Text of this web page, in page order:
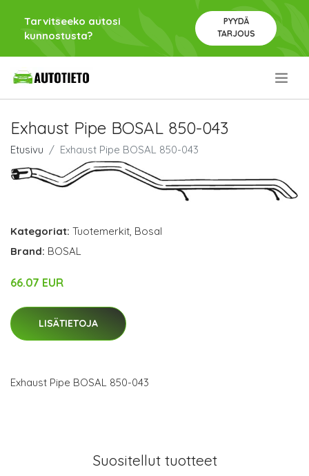
Tarvitseeko autosi
kunnostusta?
PYYDÄ
TARJOUS
Exhaust Pipe BOSAL 850-043
Etusivu Exhaust Pipe BOSAL 850-043
Kategoriat: Tuotemerkit, Bosal
Brand: BOSAL
66.07 EUR
LISÄTIETOJA
Exhaust Pipe BOSAL 850-043
Suositellut tuotteet